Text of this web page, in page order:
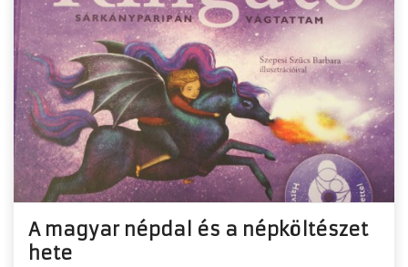
A magyar népdal és a népköltészet
hete